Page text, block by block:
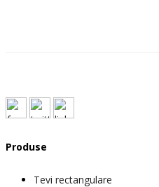
Produse
Tevi rectangulare